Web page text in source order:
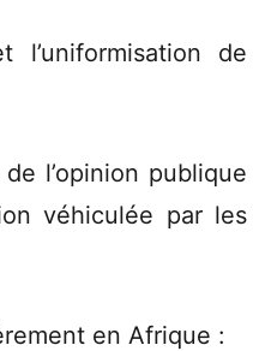
l’uniformisation de
l’opinion publique
véhiculée par les
en Afrique :